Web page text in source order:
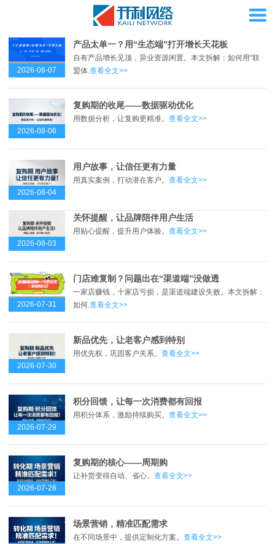
2026-08-07
产品太单一？用“生态端”打开增长天花板
自有产品增长见顶，异业资源闲置。本文拆解：如何用“联
盟体. 查看全文>>
2026-08-06
复购期的收尾——数据驱动优化
用数据分析，让复购更精准。 查看全文>>
2026-08-04
用户故事，让信任更有力量
用真实案例，打动潜在客户。 查看全文>>
2026-08-03
关怀提醒，让品牌陪伴用户生活
用贴心提醒，提升用户体验。 查看全文>>
2026-07-31
门店难复制？问题出在“渠道端”没做透
一家店赚钱，十家店亏损，是渠道端建设失败。本文拆解：
如何.查看全文>>
2026-07-30
新品优先，让老客户感到特别
用优先权，巩固客户关系。 查看全文>>
2026-07-29
积分回馈，让每一次消费都有回报
用积分体系，激励持续购买。 查看全文>>
2026-07-28
复购期的核心——周期购
让补货变得自动、省心。 查看全文>>
场景营销，精准匹配需求
在不同场景中，提供定制化方案。 查看全文>>